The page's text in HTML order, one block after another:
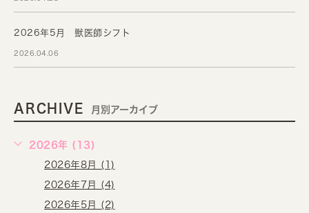
2026年5月 獣医師シフト
2026.04.06
ARCHIVE 月別アーカイブ
2026年 (13)
2026年8月 (1)
2026年7月 (4)
2026年5月 (2)